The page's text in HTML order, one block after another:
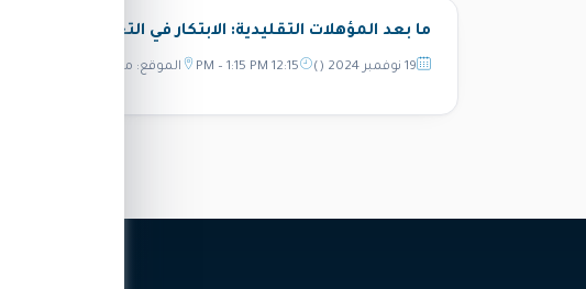
ما بعد المؤهلات التقليدية: الابتكار في التعليم فوق الثانوي
19 نوفمبر 2024 () 12:15 PM – 1:15 PM الموقع: مهارات المستقبل